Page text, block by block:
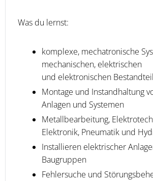
Was du lernst:
komplexe, mechatronische
mechanischen, elektrischen
und elektronischen
Montage und Instandhaltung
Anlagen und Systemen
Metallbearbeitung,
Elektronik, Pneumatik und
Installieren elektrischer
Baugruppen
Fehlersuche und